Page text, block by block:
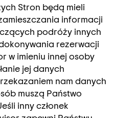
Stron będą mieli
informacji
podróży innych
rezerwacji
w imieniu innej osoby
jej danych
nam danych
muszą Państwo
inny członek